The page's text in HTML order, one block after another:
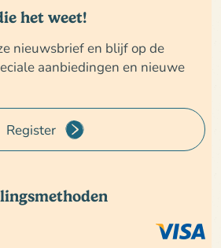
het weet!
nieuwsbrief en blijf op de
aanbiedingen en nieuwe
Register